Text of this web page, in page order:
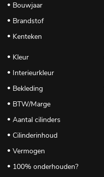
Bouwjaar
Brandstof
Kenteken
Kleur
Interieurkleur
Bekleding
BTW/Marge
Aantal cilinders
Cilinderinhoud
Vermogen
100% onderhouden?